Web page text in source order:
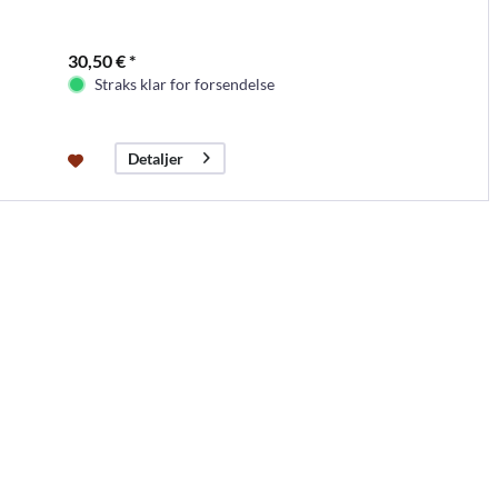
30,50 € *
Straks klar for forsendelse
Detaljer